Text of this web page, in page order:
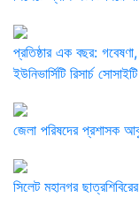
প্রতিষ্ঠার এক বছর:
ইউনিভার্সিটি রিসার্চ সোসাইটি
জেলা পরিষদের প্রশাসক
সিলেট মহানগর